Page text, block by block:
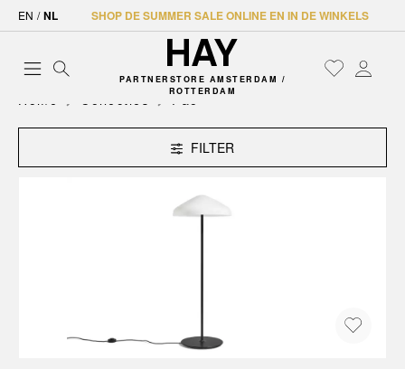
EN / NL SHOP DE SUMMER SALE ONLINE EN IN DE WINKELS
PARTNERSTORE AMSTERDAM /
ROTTERDAM
Home Collecties Pao
FILTER